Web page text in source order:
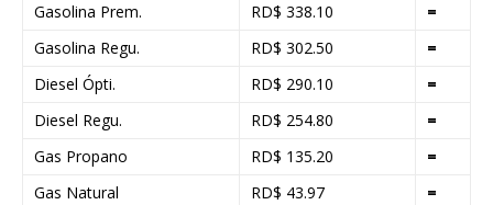
Gasolina Prem.
RD$ 338.10
=
Gasolina Regu.
RD$ 302.50
=
Diesel Ópti.
RD$ 290.10
=
Diesel Regu.
RD$ 254.80
=
Gas Propano
RD$ 135.20
=
Gas Natural
RD$ 43.97 =